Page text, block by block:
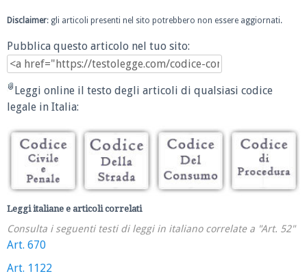
Disclaimer: gli articoli presenti nel sito potrebbero non essere aggiornati.
Pubblica questo articolo nel tuo sito:
Leggi online il testo degli articoli di qualsiasi codice
legale in Italia:
Leggi italiane e articoli correlati
Consulta i seguenti testi di leggi in italiano correlate a "Art. 52"
Art. 670
Art. 1122